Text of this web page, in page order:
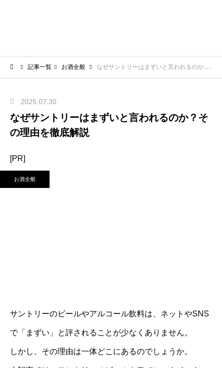
記事一覧 お酒全般 なぜサントリーはまずいと言われるのか？その理由を徹底解説
2025.07.30
なぜサントリーはまずいと言われるのか？そ
の理由を徹底解説
[PR]
お酒全般
サントリーのビールやアルコール飲料は、ネットやSNS
で「まずい」と評されることが少なくありません。
しかし、その理由は一体どこにあるのでしょうか。